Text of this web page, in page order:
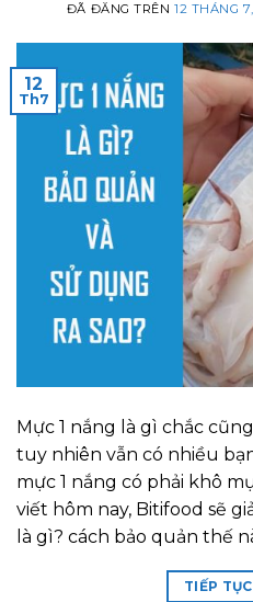
ĐÃ ĐĂNG TRÊN12 THÁNG
12
Th7
Mực 1 nắng là gì chắc
tuy nhiên vẫn có nhiều
mực 1 nắng có phải khô
viết hôm nay, Bitifood sẽ
là gì? cách bảo quản thế
TIẾP